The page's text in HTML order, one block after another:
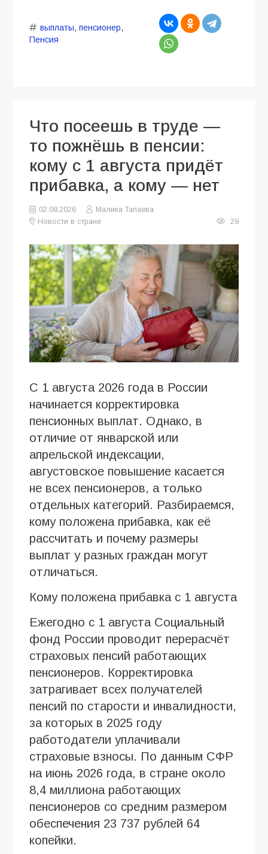
выплаты, пенсионер,
Пенсия
Что посеешь в труде —
то пожнёшь в пенсии:
кому с 1 августа придёт
прибавка, а кому — нет
02.08.2026
Малика Тапаева
Новости в стране
29
С 1 августа 2026 года в России
начинается корректировка
пенсионных выплат. Однако, в
отличие от январской или
апрельской индексации,
августовское повышение касается
не всех пенсионеров, а только
отдельных категорий. Разбираемся,
кому положена прибавка, как её
рассчитать и почему размеры
выплат у разных граждан могут
отличаться.
Кому положена прибавка с 1 августа
Ежегодно с 1 августа Социальный
фонд России проводит перерасчёт
страховых пенсий работающих
пенсионеров. Корректировка
затрагивает всех получателей
пенсий по старости и инвалидности,
за которых в 2025 году
работодатели уплачивали
страховые взносы. По данным СФР
на июнь 2026 года, в стране около
8,4 миллиона работающих
пенсионеров со средним размером
обеспечения 23 737 рублей 64
копейки.